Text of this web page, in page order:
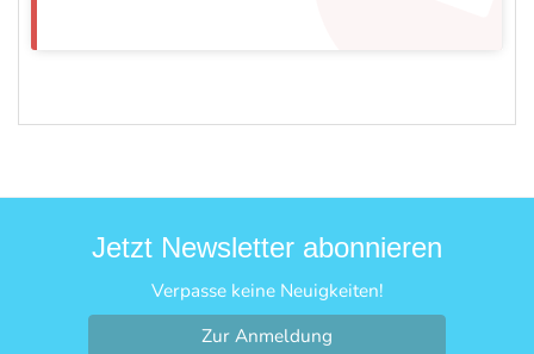
Jetzt Newsletter abonnieren
Verpasse keine Neuigkeiten!
Zur Anmeldung